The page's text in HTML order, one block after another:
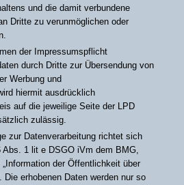
und die damit verbundene
Dritte zu verunmöglichen oder
der Impressumspflicht
durch Dritte zur Übersendung von
Werbung und
hiermit ausdrücklich
auf die jeweilige Seite der LPD
zulässig.
zur Datenverarbeitung richtet sich
1 lit e DSGO iVm dem BMG,
der Öffentlichkeit über
Die erhobenen Daten werden nur so